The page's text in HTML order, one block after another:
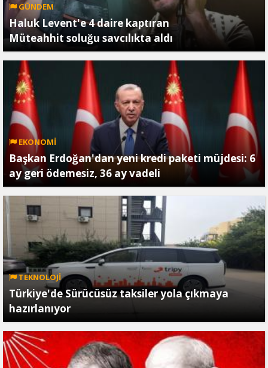
GÜNDEM
Haluk Levent'e 4 daire kaptıran
Müteahhit soluğu savcılıkta aldı
EKONOMİ
Başkan Erdoğan'dan yeni kredi paketi müjdesi: 6
ay geri ödemesiz, 36 ay vadeli
TEKNOLOJİ
Türkiye'de Sürücüsüz taksiler yola çıkmaya
hazırlanıyor